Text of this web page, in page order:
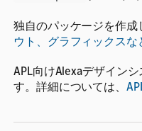
独自のパッケージを作成
ウト、グラフィックス
APL向けAlexaデザイン
す。詳細については、